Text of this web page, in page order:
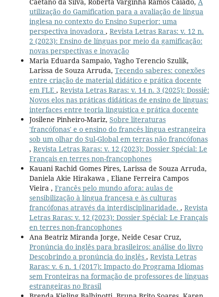
utilização do Gamification para a avaliação de língua
inglesa no contexto do Ensino Superior: uma
perspectiva inovadora , Revista Letras Raras: v. 12 n.
2 (2023): Ensino de línguas por meio da gamificação:
novas perspectivas e inovação
Maria Eduarda Sampaio, Yagho Terencio Szulik,
Larissa de Souza Arruda, Tecendo saberes: conexões
entre criação de material didático e prática docente
em FLE , Revista Letras Raras: v. 14 n. 3 (2025): Dossiê:
Novos elos nas práticas didáticas de ensino de línguas:
interfaces entre teoria linguística e prática docente
Josilene Pinheiro-Mariz, Sobre literaturas
'francófonas' e o ensino do francês língua estrangeira
sob um olhar do Sul-Global em terras não francófonas
, Revista Letras Raras: v. 12 (2023): Dossier Spécial: Le
Français en terres non-francophones
Kauani Rachid Gomes Pires, Larissa de Souza Arruda,
Daniela Akie Hirakawa , Eliane Ferreira Campos
Vieira , Francês pelo mundo afora: aulas de
sensibilização à língua francesa e às culturas
francófonas através da interdisciplinaridade. , Revista
Letras Raras: v. 12 (2023): Dossier Spécial: Le Français
en terres non-francophones
Ana Beatriz Miranda Jorge, Neide Cesar Cruz,
Pronúncia do inglês para brasileiros: análise do livro
Descobrindo a pronúncia do inglês , Revista Letras
Raras: v. 6 n. 1 (2017): Impacto do Programa Idiomas
sem Fronteiras na formação de professores de línguas
estrangeiras no Brasil